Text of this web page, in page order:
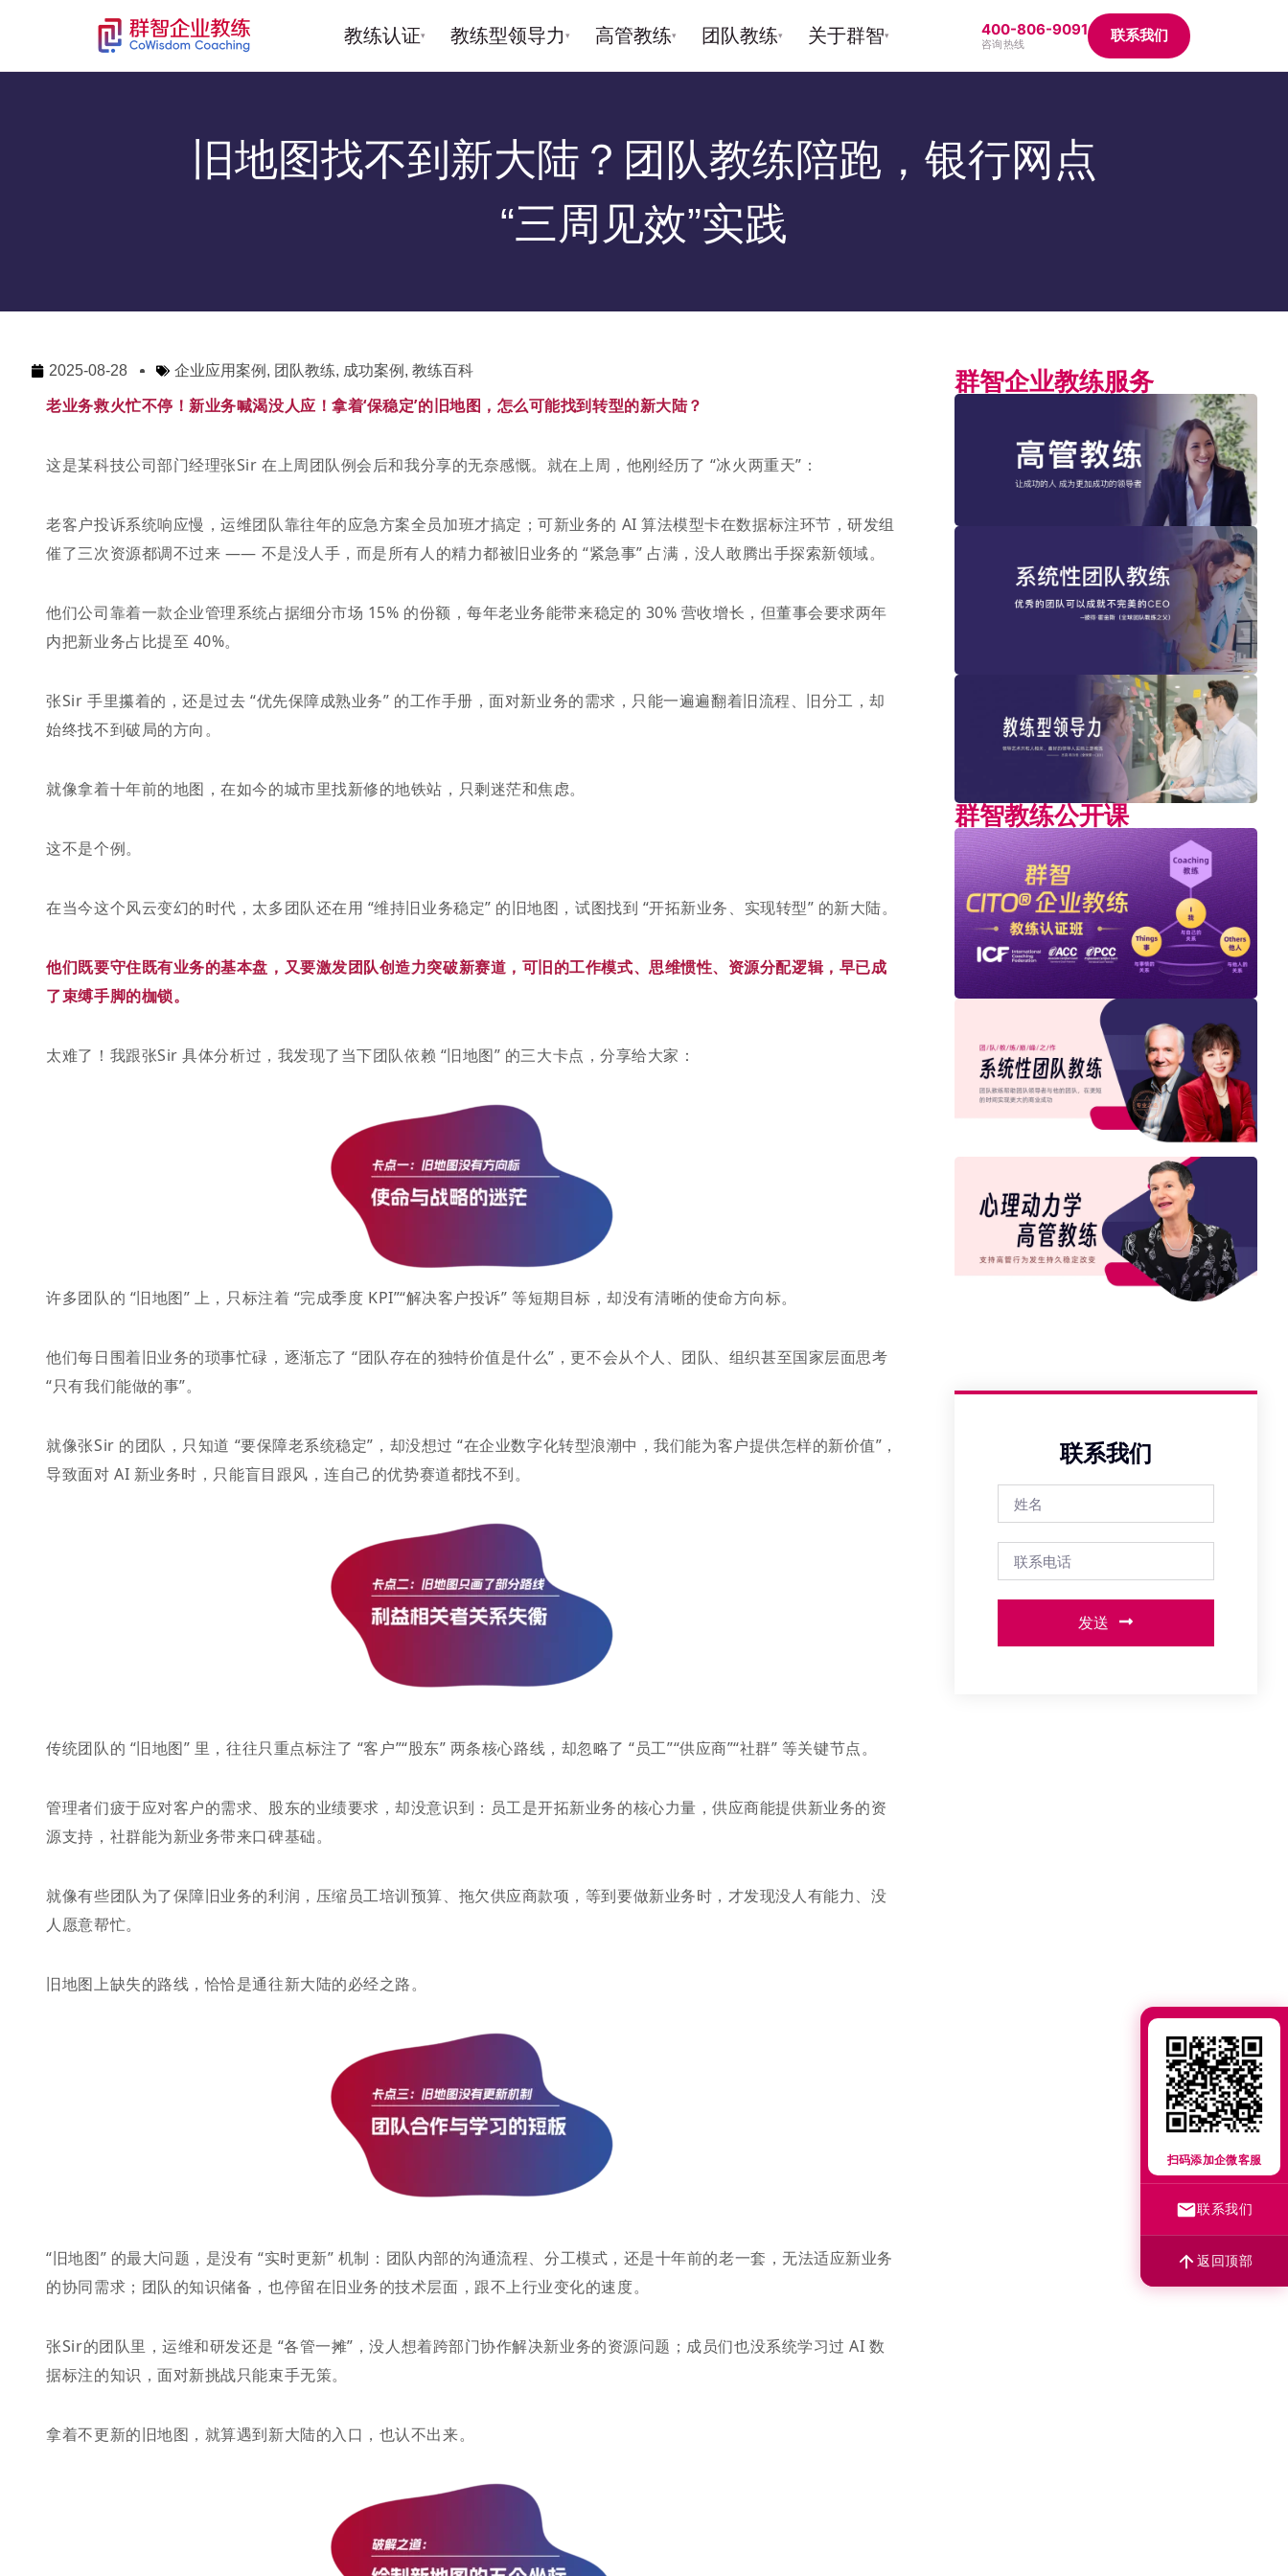
教练认证▾ 教练型领导力 ▾ 高管教练▾ 团队教练▾ 关于群智▾ 400-806-9091
咨询热线 联系我们
旧地图找不到新大陆？团队教练陪跑，银行网点
“三周见效”实践
2025-08-28 企业应用案例 , 团队教练, 成功案例 ,教练百科
老业务救火忙不停！新业务喊渴没人应！拿着‘保稳定’的旧地图，怎么可能找到转型的新大陆？
这是某科技公司部门经理张Sir 在上周团队例会后和我分享的无奈感慨。就在上周，他刚经历了 “冰火两重天”：
老客户投诉系统响应慢，运维团队靠往年的应急方案全员加班才搞定；可新业务的 AI 算法模型卡在数据标注环节，研发组
催了三次资源都调不过来 —— 不是没人手，而是所有人的精力都被旧业务的 “紧急事” 占满，没人敢腾出手探索新领域。
他们公司靠着一款企业管理系统占据细分市场 15% 的份额，每年老业务能带来稳定的 30% 营收增长，但董事会要求两年
内把新业务占比提至 40%。
张Sir 手里攥着的，还是过去 “优先保障成熟业务” 的工作手册，面对新业务的需求，只能一遍遍翻着旧流程、旧分工，却
始终找不到破局的方向。
就像拿着十年前的地图，在如今的城市里找新修的地铁站，只剩迷茫和焦虑。
这不是个例。
在当今这个风云变幻的时代，太多团队还在用 “维持旧业务稳定” 的旧地图，试图找到 “开拓新业务、实现转型” 的新大陆。
他们既要守住既有业务的基本盘，又要激发团队创造力突破新赛道，可旧的工作模式、思维惯性、资源分配逻辑，早已成
了束缚手脚的枷锁。
太难了！我跟张Sir 具体分析过，我发现了当下团队依赖 “旧地图” 的三大卡点，分享给大家：
许多团队的 “旧地图” 上，只标注着 “完成季度 KPI”“解决客户投诉” 等短期目标，却没有清晰的使命方向标。
他们每日围着旧业务的琐事忙碌，逐渐忘了 “团队存在的独特价值是什么”，更不会从个人、团队、组织甚至国家层面思考
“只有我们能做的事”。
就像张Sir 的团队，只知道 “要保障老系统稳定”，却没想过 “在企业数字化转型浪潮中，我们能为客户提供怎样的新价值”，
导致面对 AI 新业务时，只能盲目跟风，连自己的优势赛道都找不到。
传统团队的 “旧地图” 里，往往只重点标注了 “客户”“股东” 两条核心路线，却忽略了 “员工”“供应商”“社群” 等关键节点。
管理者们疲于应对客户的需求、股东的业绩要求，却没意识到：员工是开拓新业务的核心力量，供应商能提供新业务的资
源支持，社群能为新业务带来口碑基础。
就像有些团队为了保障旧业务的利润，压缩员工培训预算、拖欠供应商款项，等到要做新业务时，才发现没人有能力、没
人愿意帮忙。
旧地图上缺失的路线，恰恰是通往新大陆的必经之路。
“旧地图” 的最大问题，是没有 “实时更新” 机制：团队内部的沟通流程、分工模式，还是十年前的老一套，无法适应新业务
的协同需求；团队的知识储备，也停留在旧业务的技术层面，跟不上行业变化的速度。
张Sir的团队里，运维和研发还是 “各管一摊”，没人想着跨部门协作解决新业务的资源问题；成员们也没系统学习过 AI 数
据标注的知识，面对新挑战只能束手无策。
拿着不更新的旧地图，就算遇到新大陆的入口，也认不出来。
群智企业教练服务
群智教练公开课
联系我们
发送
扫码添加企微客服
联系我们
返回顶部